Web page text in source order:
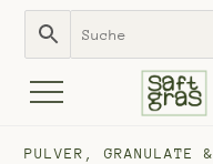
PULVER, GRANULATE &